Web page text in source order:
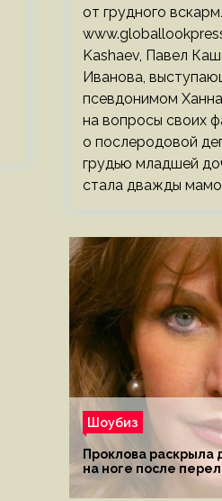
от грудного
Kashaev, Павел
Иванова,
псевдонимом
на вопросы своих
о послеродовой
грудью младшей
стала дважды
Шоубиз
Проклова раскрыла
на ноге после
ходить»